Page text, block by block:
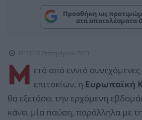
Προσθήκη ως
στα αποτελέσματα
12:53, 10 Σεπτεμβρίου 2023
Μ
ετά από εννιά
επιτοκίων, η Ευρωπαϊκή
θα εξετάσει την ερχόμενη
κάνει μία παύση, παράλληλα με